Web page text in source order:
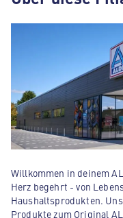
Willkommen in deinem
Herz begehrt - von
Haushaltsprodukten.
Produkte zum Original